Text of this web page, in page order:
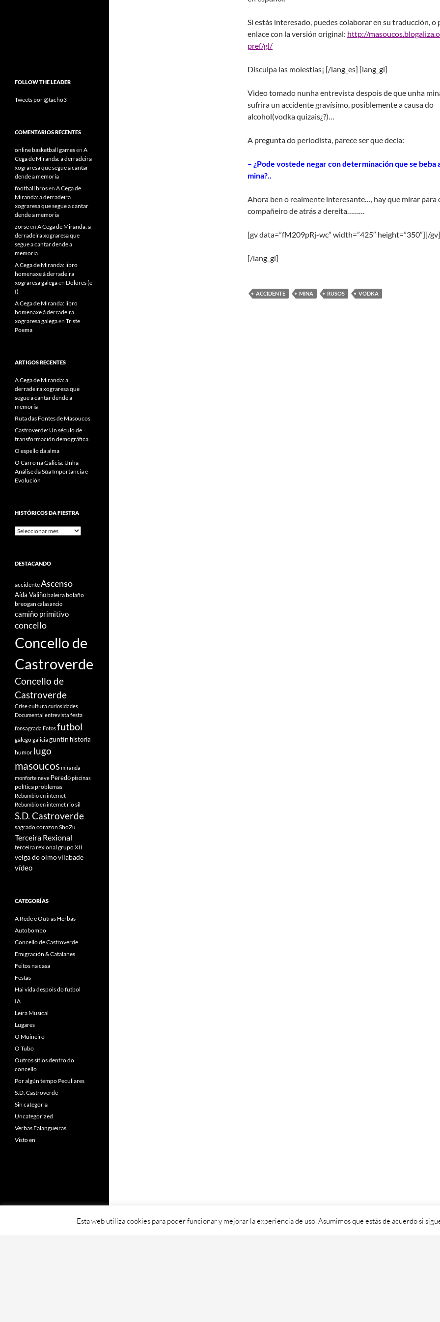
Si estás interesado, puedes colaborar en su traducción, o
enlace con la versión original: http://
pref/gl/
Disculpa las molestias¡ [/lang_es] [lang_gl]
Video tomado nunha entrevista despois de que unha
sufrira un accidente gravísimo, posiblemente a causa do
alcohol(vodka quizais¿?)…
A pregunta do periodista, parece ser que decía:
– ¿Pode vostede negar con determinación que se beba
mina?..
Ahora ben o realmente interesante…, hay que mirar para
compañeiro de atrás a dereita………
[gv data=”fM209pRj-wc” width=”425″ height=”350″][/gv]
[/lang_gl]
ACCIDENTE MINA RUSOS VODKA
FOLLOW THE LEADER
Tweets por @tacho3
COMENTARIOS RECENTES
online basketball gamesen A
Cega de Miranda: a derradeira
xograresa que segue a cantar
dende a memoria
football brosen A Cega de
Miranda: a derradeira
xograresa que segue a cantar
dende a memoria
zorseen A Cega de Miranda: a
derradeira xograresa que
segue a cantar dende a
memoria
A Cega de Miranda: libro
homenaxe á derradeira
xograresa galegaen Dolores (e
I)
A Cega de Miranda: libro
homenaxe á derradeira
xograresa galegaen Triste
Poema
ARTIGOS RECENTES
A Cega de Miranda: a
derradeira xograresa que
segue a cantar dende a
memoria
Ruta das Fontes de Masoucos
Castroverde: Un século de
transformación demográfica
O espello da alma
O Carro na Galicia: Unha
Análise da Súa Importancia e
Evolución
HISTÓRICOS DA FIESTRA
Históricos
DESTACANDO
accidenteAscenso
Aída Valiñobaleirabolaño
breogan calasancio
camiño primitivo
concello
Concello de
Castroverde
Concello de
Castroverde
Criseculturacuriosidades
Documental entrevista festa
fonsagrada Fotosfutbol
galegogalicia guntín historia
humor lugo
masoucosmiranda
monforteneve Peredopiscinas
políticaproblemas
Rebumbio en internet
Rebumbio en internetrio sil
S.D. Castroverde
sagrado corazon ShoZu
Terceira Rexional
terceira rexional grupo XII
veiga do olmovilabade
vídeo
CATEGORÍAS
A Rede e Outras Herbas
Autobombo
Concello de Castroverde
Emigración & Catalanes
Feitos na casa
Festas
Hai vida despois do futbol
IA
Leira Musical
Lugares
O Muiñeiro
O Tubo
Outros sitios dentro do
concello
Por algún tempo Peculiares
S.D. Castroverde
Sin categoría
Uncategorized
Verbas Falangueiras
Visto en
Esta web utiliza cookies para poder funcionar y mejorar la experiencia de uso. Asumimos que estás de acuerdo si